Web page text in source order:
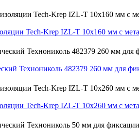
Tech-Krep IZL-T 10х160 мм с
Технониколь 482379 260 мм для
Tech-Krep IZL-T 10х260 мм с